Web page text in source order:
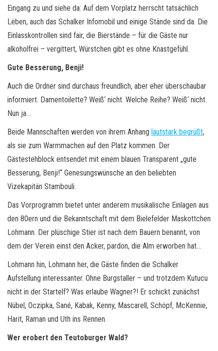
Eingang zu und siehe da: Auf dem Vorplatz herrscht tatsächlich
Leben, auch das Schalker Infomobil und einige Stände sind da. Die
Einlasskontrollen sind fair, die Bierstände – für die Gäste nur
alkoholfrei – vergittert, Würstchen gibt es ohne Knastgefühl.
Gute Besserung, Benji!
Auch die Ordner sind durchaus freundlich, aber eher überschaubar
informiert. Damentoilette? Weiß‘ nicht. Welche Reihe? Weiß‘ nicht.
Nun ja…
Beide Mannschaften werden von ihrem Anhang lautstark begrüßt,
als sie zum Warmmachen auf den Platz kommen. Der
Gästestehblock entsendet mit einem blauen Transparent „gute
Besserung, Benji!“ Genesungswünsche an den beliebten
Vizekapitän Stambouli.
Das Vorprogramm bietet unter anderem musikalische Einlagen aus
den 80ern und die Bekanntschaft mit dem Bielefelder Maskottchen
Lohmann. Der plüschige Stier ist nach dem Bauern benannt, von
dem der Verein einst den Acker, pardon, die Alm erworben hat…
Lohmann hin, Lohmann her, die Gäste finden die Schalker
Aufstellung interessanter. Ohne Burgstaller – und trotzdem Kutucu
nicht in der Startelf? Was erlaube Wagner?! Er schickt zunächst
Nübel, Oczipka, Sané, Kabak, Kenny, Mascarell, Schöpf, McKennie,
Harit, Raman und Uth ins Rennen.
Wer erobert den Teutoburger Wald?